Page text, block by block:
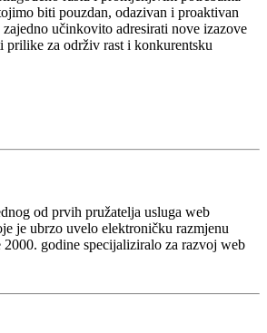
biti pouzdan, odazivan i proaktivan
učinkovito adresirati nove izazove
prilike za održiv rast i konkurentsku
od prvih pružatelja usluga web
je ubrzo uvelo elektroničku razmjenu
2000. godine specijaliziralo za razvoj web